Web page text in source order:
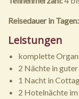
Reisedauer in Tagen:
Leistungen
komplette
2 Nächte in
1 Nacht in
2 Hotelnächte